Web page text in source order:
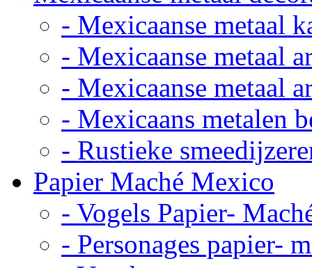
- Mexicaanse metaal
- Mexicaanse metaal
- Mexicaanse metaal
- Mexicaans metalen
- Rustieke
Papier Maché Mexico
- Vogels Papier-
- Personages papier-